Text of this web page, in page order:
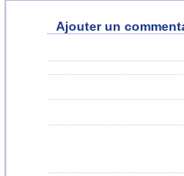
Ajouter un